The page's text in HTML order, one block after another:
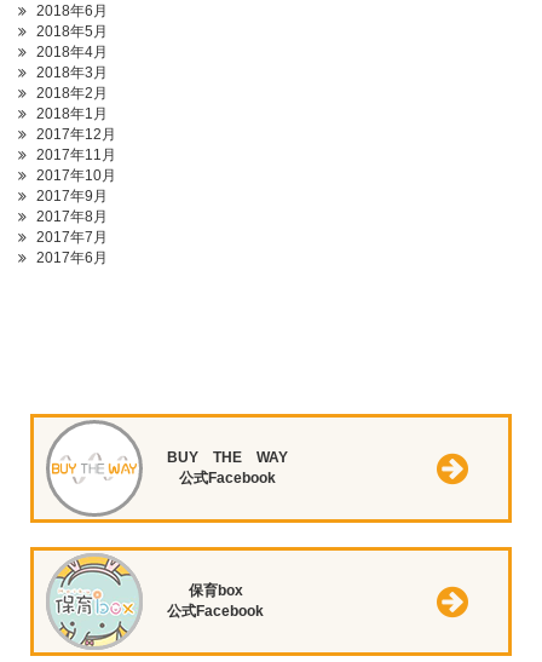
2018年6月
2018年5月
2018年4月
2018年3月
2018年2月
2018年1月
2017年12月
2017年11月
2017年10月
2017年9月
2017年8月
2017年7月
2017年6月
BUY THE WAY
公式Facebook
保育box
公式Facebook